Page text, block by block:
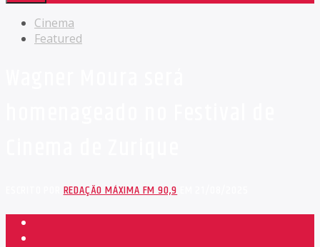
Cinema
Featured
ESCRITO PORREDAÇÃO MÁXIMA FM 90,9EM 21/08/2025